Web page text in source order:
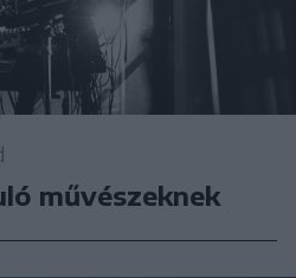
művészeknek